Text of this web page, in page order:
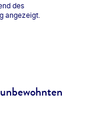
des
angezeigt.